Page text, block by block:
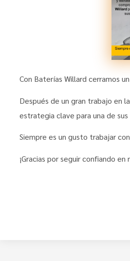
Con Baterías Willard cerramos
Después de un gran trabajo en
estrategia clave para una de
Siempre es un gusto trabajar
¡Gracias por seguir confiando en